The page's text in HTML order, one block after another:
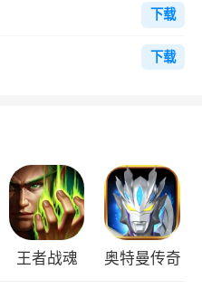
仁在各封闭的建筑物
也大幅加强，更加丰
编码，为各个角色使
以选择的装扮道具数
对于2P和3P的装扮可以
下载
下载
王者战魂
奥特曼传奇